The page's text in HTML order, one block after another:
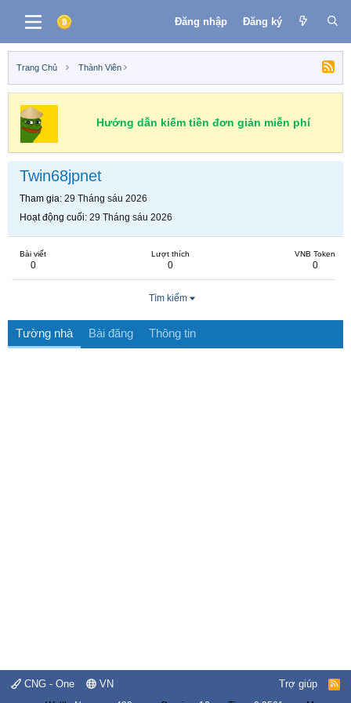
Đăng nhập Đăng ký
Trang Chủ Thành Viên
Hướng dẫn kiếm tiền đơn giản miễn phí
Twin68jpnet
Tham gia 29 Tháng sáu 2026
Hoạt động cuối 29 Tháng sáu 2026
Bài viết
0
Lượt thích
0
VNB Token
0
Tìm kiếm
Tường nhà Bài đăng Thông tin
CNG - One VN Trợ giúp
R